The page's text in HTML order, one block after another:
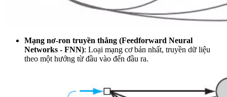
Mạng nơ-ron truyền thẳng (Feedforward Neural
Networks - FNN): Loại mạng cơ bản nhất, truyền dữ liệu
theo một hướng từ đầu vào đến đầu ra.